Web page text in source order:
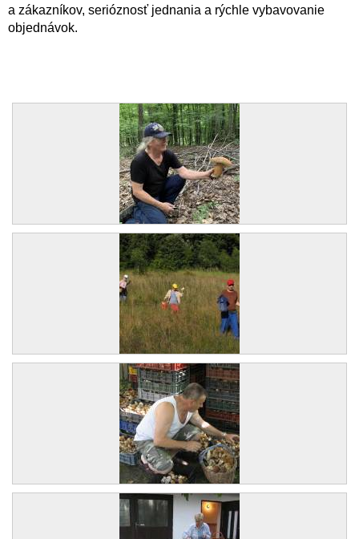
a zákazníkov, serióznosť jednania a rýchle vybavovanie
objednávok.